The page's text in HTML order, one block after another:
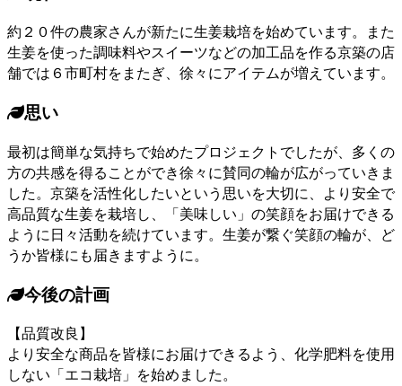
約２０件の農家さんが新たに生姜栽培を始めています。また
生姜を使った調味料やスイーツなどの加工品を作る京築の店
舗では６市町村をまたぎ、徐々にアイテムが増えています。
思い
最初は簡単な気持ちで始めたプロジェクトでしたが、多くの
方の共感を得ることができ徐々に賛同の輪が広がっていきま
した。京築を活性化したいという思いを大切に、より安全で
高品質な生姜を栽培し、「美味しい」の笑顔をお届けできる
ように日々活動を続けています。生姜が繋ぐ笑顔の輪が、ど
うか皆様にも届きますように。
今後の計画
【品質改良】
より安全な商品を皆様にお届けできるよう、化学肥料を使用
しない「エコ栽培」を始めました。